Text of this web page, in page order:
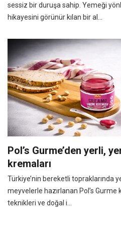
sessiz bir duruşa sahip. Yemeği
hikayesini görünür kılan bir al...
Pol’s Gurme’den yerli,
kremaları
Türkiye’nin bereketli topraklarında
meyvelerle hazırlanan Pol’s Gurme
teknikleri ve doğal i...